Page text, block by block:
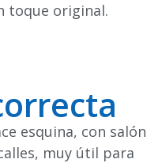
toque original.
esquina, con salón
muy útil para